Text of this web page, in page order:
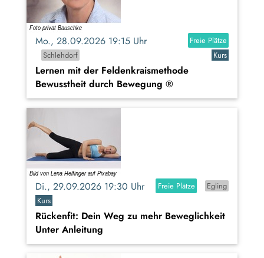
Mo., 28.09.2026 19:15 Uhr
Freie Plätze
Schlehdorf
Kurs
Lernen mit der Feldenkraismethode
Bewusstheit durch Bewegung ®
Di., 29.09.2026 19:30 Uhr Freie Plätze
Egling
Kurs
Rückenfit: Dein Weg zu mehr Beweglichkeit
Unter Anleitung